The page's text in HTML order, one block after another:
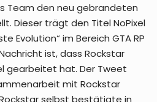
Team den neu gebrandeten
Dieser trägt den Titel NoPixel
Evolution“ im Bereich GTA RP
ist, dass Rockstar
gearbeitet hat. Der Tweet
mit Rockstar